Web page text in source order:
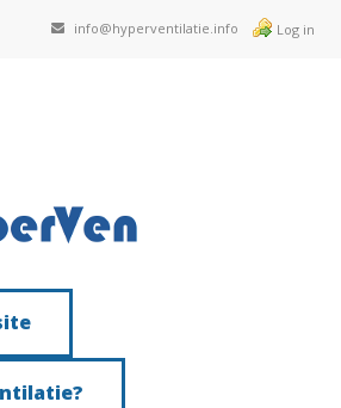
info@hyperventilatie.info Log in